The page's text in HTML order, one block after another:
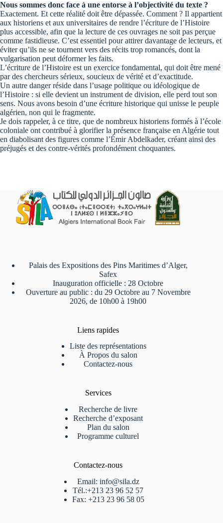
Nous sommes donc face à une entorse à l’objectivité du texte ?
Exactement. Et cette réalité doit être dépassée. Comment ? Il appartient
aux historiens et aux universitaires de rendre l’écriture de l’Histoire
plus accessible, afin que la lecture de ces ouvrages ne soit pas perçue
comme fastidieuse. C’est essentiel pour attirer davantage de lecteurs, et
éviter qu’ils ne se tournent vers des récits trop romancés, dont la
vulgarisation peut déformer les faits.
L’écriture de l’Histoire est un exercice fondamental, qui doit être mené
par des chercheurs sérieux, soucieux de vérité et d’exactitude.
Un autre danger réside dans l’usage politique ou idéologique de
l’Histoire : si elle devient un instrument de division, elle perd tout son
sens. Nous avons besoin d’une écriture historique qui unisse le peuple
algérien, non qui le fragmente.
Je dois rappeler, à ce titre, que de nombreux historiens formés à l’école
coloniale ont contribué à glorifier la présence française en Algérie tout
en diabolisant des figures comme l’Émir Abdelkader, créant ainsi des
préjugés et des contre-vérités profondément choquantes.
Palais des Expositions des Pins Maritimes d’Alger,
Safex
Inauguration officielle : 28 Octobre
Ouverture au public : du 29 Octobre au 7 Novembre
2026, de 10h00 à 19h00
Liens rapides
Liste des représentations
À Propos du salon
Contactez-nous
Services
Recherche de livre
Recherche d’exposant
Plan du salon
Programme culturel
Contactez-nous
Email: info@sila.dz
Tél.:+213 23 96 52 57
Fax: +213 23 96 58 05